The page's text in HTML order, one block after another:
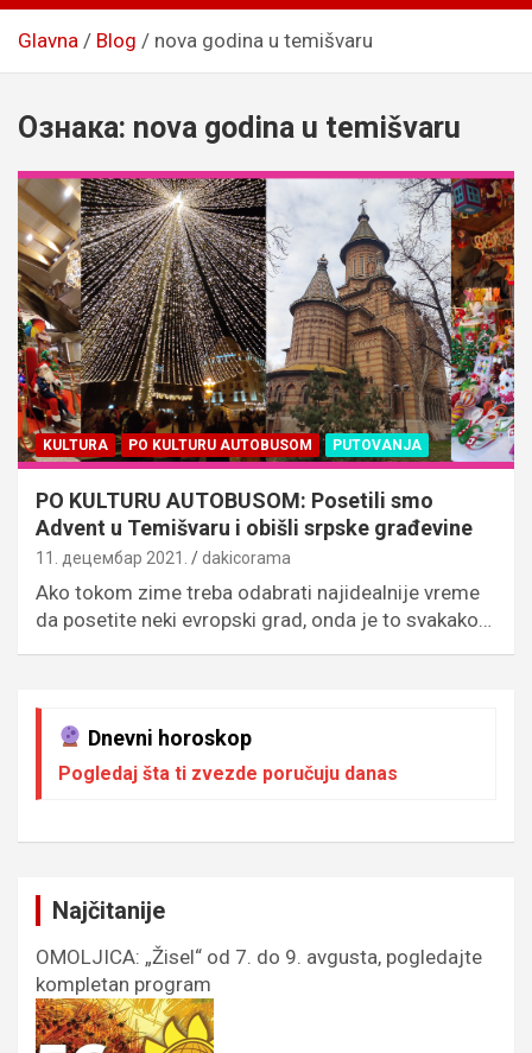
Glavna Blog nova godina u temišvaru
Ознака: nova godina u temišvaru
KULTURA PO KULTURU AUTOBUSOM PUTOVANJA
PO KULTURU AUTOBUSOM: Posetili smo
Advent u Temišvaru i obišli srpske građevine
11. децембар 2021. dakicorama
Ako tokom zime treba odabrati najidealnije vreme
da posetite neki evropski grad, onda je to svakako…
Dnevni horoskop
Pogledaj šta ti zvezde poručuju danas
Najčitanije
OMOLJICA: „Žisel“ od 7. do 9. avgusta, pogledajte
kompletan program